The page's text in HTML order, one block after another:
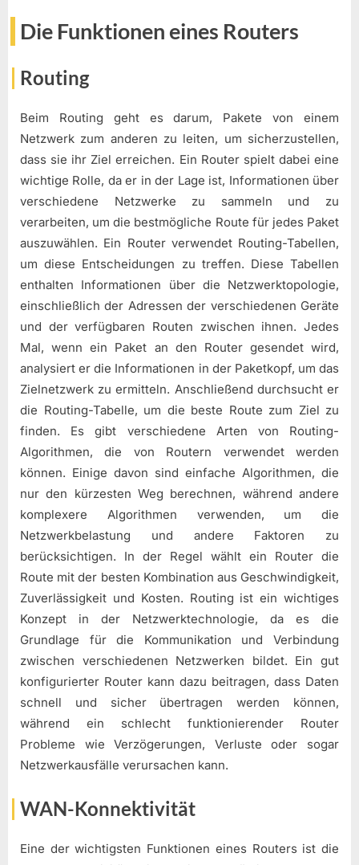
Die Funktionen eines Routers
Routing
Beim Routing geht es darum, Pakete von einem
Netzwerk zum anderen zu leiten, um sicherzustellen,
dass sie ihr Ziel erreichen. Ein Router spielt dabei eine
wichtige Rolle, da er in der Lage ist, Informationen über
verschiedene Netzwerke zu sammeln und zu
verarbeiten, um die bestmögliche Route für jedes Paket
auszuwählen. Ein Router verwendet Routing-Tabellen,
um diese Entscheidungen zu treffen. Diese Tabellen
enthalten Informationen über die Netzwerktopologie,
einschließlich der Adressen der verschiedenen Geräte
und der verfügbaren Routen zwischen ihnen. Jedes
Mal, wenn ein Paket an den Router gesendet wird,
analysiert er die Informationen in der Paketkopf, um das
Zielnetzwerk zu ermitteln. Anschließend durchsucht er
die Routing-Tabelle, um die beste Route zum Ziel zu
finden. Es gibt verschiedene Arten von Routing-
Algorithmen, die von Routern verwendet werden
können. Einige davon sind einfache Algorithmen, die
nur den kürzesten Weg berechnen, während andere
komplexere Algorithmen verwenden, um die
Netzwerkbelastung und andere Faktoren zu
berücksichtigen. In der Regel wählt ein Router die
Route mit der besten Kombination aus Geschwindigkeit,
Zuverlässigkeit und Kosten. Routing ist ein wichtiges
Konzept in der Netzwerktechnologie, da es die
Grundlage für die Kommunikation und Verbindung
zwischen verschiedenen Netzwerken bildet. Ein gut
konfigurierter Router kann dazu beitragen, dass Daten
schnell und sicher übertragen werden können,
während ein schlecht funktionierender Router
Probleme wie Verzögerungen, Verluste oder sogar
Netzwerkausfälle verursachen kann.
WAN-Konnektivität
Eine der wichtigsten Funktionen eines Routers ist die